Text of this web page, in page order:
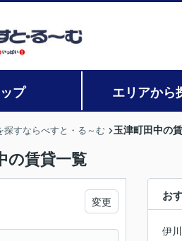
ップ エリアから
探すならべすと・る～む 玉津町田中の
の賃貸一覧
お
伊
変更